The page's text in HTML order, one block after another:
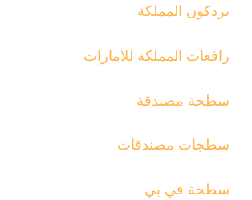
بردكون المملكة
رافعات المملكة للامارات
سطحة مصندقة
سطجات مصندقات
سطحة في بي